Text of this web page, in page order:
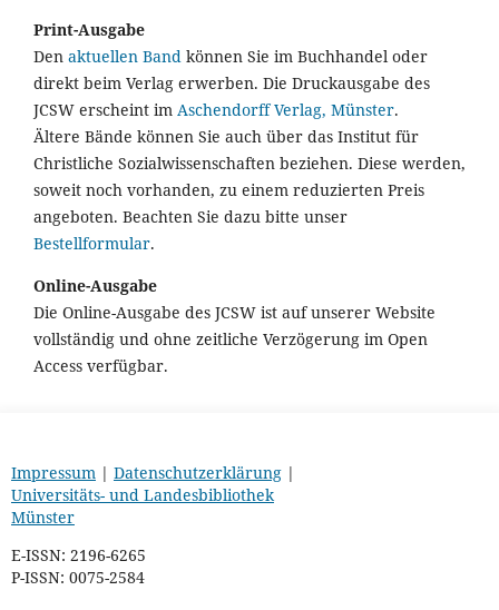
Print-Ausgabe
Den aktuellen Band können Sie im Buchhandel oder
direkt beim Verlag erwerben. Die Druckausgabe des
JCSW erscheint im Aschendorff Verlag, Münster.
Ältere Bände können Sie auch über das Institut für
Christliche Sozialwissenschaften beziehen. Diese werden,
soweit noch vorhanden, zu einem reduzierten Preis
angeboten. Beachten Sie dazu bitte unser
Bestellformular.
Online-Ausgabe
Die Online-Ausgabe des JCSW ist auf unserer Website
vollständig und ohne zeitliche Verzögerung im Open
Access verfügbar.
Impressum| Datenschutzerklärung|
Universitäts- und Landesbibliothek
Münster
E-ISSN: 2196-6265
P-ISSN: 0075-2584